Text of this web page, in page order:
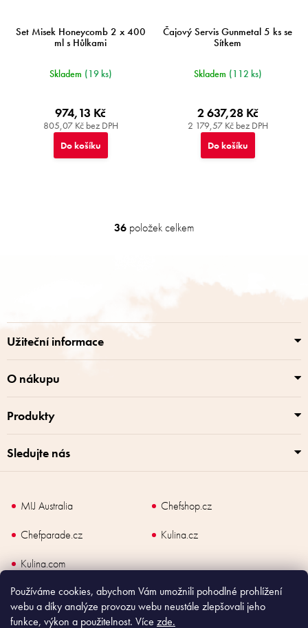
Používáme cookies, abychom Vám umožnili pohodlné prohlížení
webu a díky analýze provozu webu neustále zlepšovali jeho
funkce, výkon a použitelnost. Více zde.
Set Misek Honeycomb 2 x 400
ml s Hůlkami
Skladem (19 ks)
805,07 Kč bez DPH
974,13 Kč
Do košíku
Čajový Servis Gunmetal 5 ks se
Sítkem
Skladem (112 ks)
2 179,57 Kč bez DPH
2 637,28 Kč
Do košíku
O
í
36 položek celkem
Užiteční informace
O nákupu
Produkty
Sledujte nás
MIJ Australia
Chefshop.cz
Chefparade.cz
Kulina.cz
Kulina.com